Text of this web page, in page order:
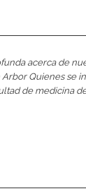
acerca de
Quienes
de medicina